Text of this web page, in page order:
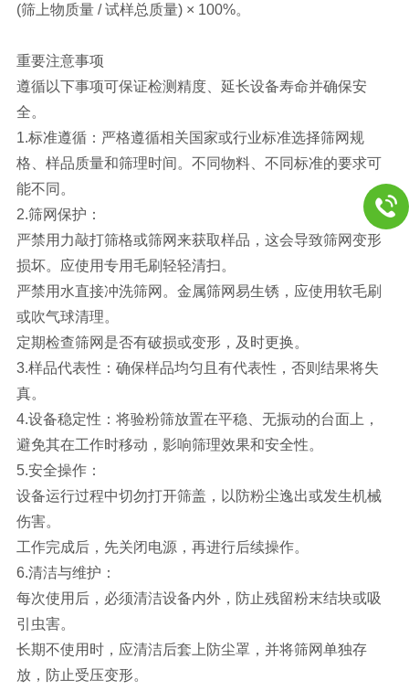
(筛上物质量 / 试样总质量) × 100%。
重要注意事项
遵循以下事项可保证检测精度、延长设备寿命并确保安
全。
1.标准遵循：严格遵循相关国家或行业标准选择筛网规
格、样品质量和筛理时间。不同物料、不同标准的要求可
能不同。
2.筛网保护：
严禁用力敲打筛格或筛网来获取样品，这会导致筛网变形
损坏。应使用专用毛刷轻轻清扫。
严禁用水直接冲洗筛网。金属筛网易生锈，应使用软毛刷
或吹气球清理。
定期检查筛网是否有破损或变形，及时更换。
3.样品代表性：确保样品均匀且有代表性，否则结果将失
真。
4.设备稳定性：将验粉筛放置在平稳、无振动的台面上，
避免其在工作时移动，影响筛理效果和安全性。
5.安全操作：
设备运行过程中切勿打开筛盖，以防粉尘逸出或发生机械
伤害。
工作完成后，先关闭电源，再进行后续操作。
6.清洁与维护：
每次使用后，必须清洁设备内外，防止残留粉末结块或吸
引虫害。
长期不使用时，应清洁后套上防尘罩，并将筛网单独存
放，防止受压变形。